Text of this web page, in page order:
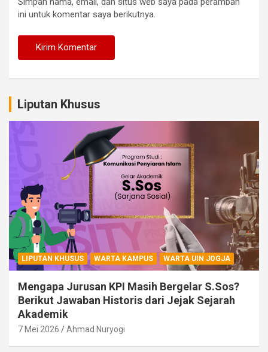
ini untuk komentar saya berikutnya.
Liputan Khusus
LIPUTAN KHUSUS WARTA KAMPUS WARTA UIN JOGJA
Mengapa Jurusan KPI Masih Bergelar S.Sos?
Berikut Jawaban Historis dari Jejak Sejarah
Akademik
7 Mei 2026 Ahmad Nuryogi